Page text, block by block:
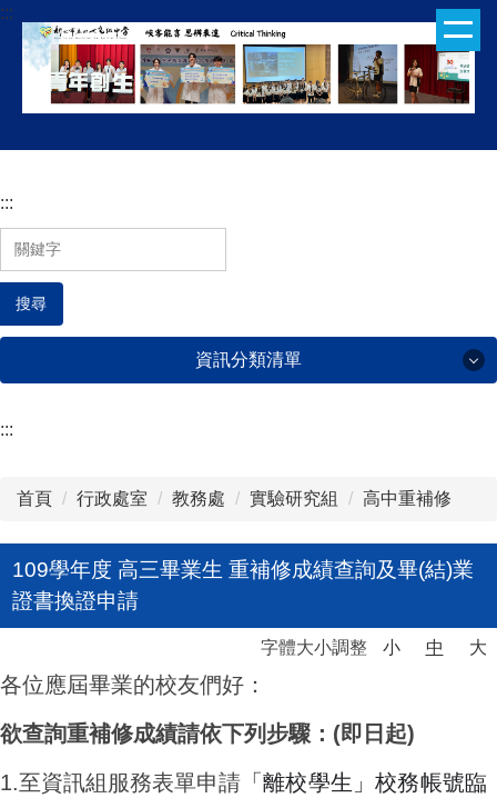
跳
到
容
:::
:::
搜尋
資訊分類清單
:::
首頁 行政處室 教務處 實驗研究組 高中重補修
109學年度 高三畢業生 重補修成績查詢及畢(結)業
證書換證申請
字體大小調整 小 中 大
各位應屆畢業的校友們好：
欲查詢重補修成績請依下列步驟：(即日起)
1.至資訊組服務表單申請 「離校學生」校務帳號臨